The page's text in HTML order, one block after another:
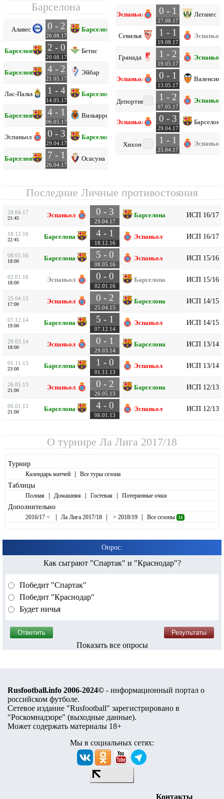
Барселона
Алавес 0 - 2
26.08.17
Барселона
Барселона 2 - 0
20.08.17
Бетис
Барселона 4 - 2
21.05.17
Эйбар
Лас-Пальмас 1 - 4
14.05.17
Барселона
Барселона 4 - 1
06.05.17
Вильярреал
Эспаньол 0 - 3
29.04.17
Барселона
Барселона 7 - 1
26.04.17
Осасуна
Эспаньол 0 - 1
27.08.17
Леганес
Севилья 1 - 1
19.08.17
Эспаньол
Гранада 1 - 2
19.05.17
Эспаньол
Эспаньол 0 - 1
13.05.17
Валенсия
Депортиво 1 - 2
07.05.17
Эспаньол
Эспаньол 0 - 3
29.04.17
Барселона
Хихон 1 - 1
25.04.17
Эспаньол
Последние Личные противостояния
29.04.17
21:45 Эспаньол 0 - 3
29.04.17
Барселона ИСП 16/17
18.12.16
22:45 Барселона 4 - 1
18.12.16
Эспаньол ИСП 16/17
08.05.16
18:00 Барселона 5 - 0
08.05.16
Эспаньол ИСП 15/16
02.01.16
18:00 Эспаньол 0 - 0
02.01.16
Барселона ИСП 15/16
25.04.15
17:00 Эспаньол 0 - 2
25.04.15
Барселона ИСП 14/15
07.12.14
19:00 Барселона 5 - 1
07.12.14
Эспаньол ИСП 14/15
29.03.14
18:00 Эспаньол 0 - 1
29.03.14
Барселона ИСП 13/14
01.11.13
23:00 Барселона 1 - 0
01.11.13
Эспаньол ИСП 13/14
26.05.13
21:00 Эспаньол 0 - 2
26.05.13
Барселона ИСП 12/13
06.01.13
21:00 Барселона 4 - 0
06.01.13
Эспаньол ИСП 12/13
О турнире Ла Лига 2017/18
Турнир
Календарь матчей | Все туры сезона
Таблицы
Полная | Домашняя | Гостевая | Потерянные очки
Дополнительно
2016/17 < | Ла Лига 2017/18 | > 2018/19 | Все сезоны 31
Опрос:
Как сыграют "Спартак" и "Краснодар"?
Победит "Спартак"
Победит "Краснодар"
Будет ничья
Показать все опросы
Rusfootball.info 2006-2024© - информационный портал о
российском футболе.
Сетевое издание "Rusfootball" зарегистрировано в
"Роскомнадзоре" (выходные данные).
Может содержать материалы 18+
Мы в социальных сетях:
Контакты